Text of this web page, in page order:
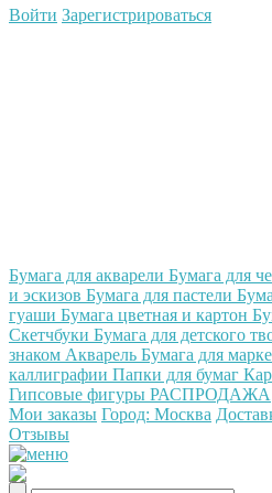
Войти Зарегистрироваться
Бумага для акварели Бумага для
и эскизов Бумага для пастели
гуаши Бумага цветная и картон
Скетчбуки Бумага для детского
знаком Акварель Бумага для
каллиграфии Папки для бумаг
Гипсовые фигуры РАСПРОДАЖА
Мои заказы Город: Москва
Отзывы